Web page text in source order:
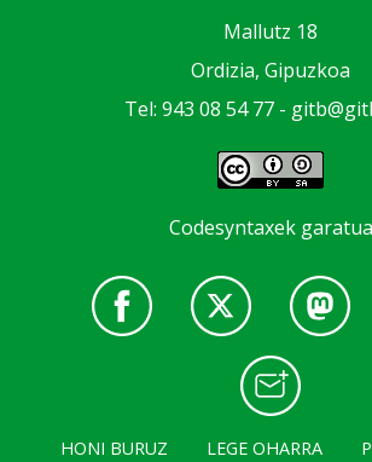
Mallutz 18
Ordizia, Gipuzkoa
Tel: 943 08 54 77 -
Codesyntaxek garatua
HONI BURUZ LEGE OHARRA